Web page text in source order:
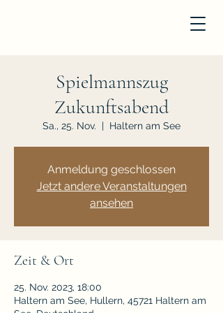
Spielmannszug
Zukunftsabend
Sa., 25. Nov.
  |
Haltern am See
Anmeldung geschlossen
Jetzt andere Veranstaltungen
ansehen
Zeit & Ort
25. Nov. 2023, 18:00
Haltern am See, Hullern, 45721 Haltern am